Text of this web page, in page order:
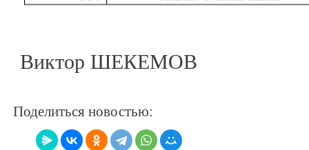
Виктор ШЕКЕМОВ
Поделиться новостью: